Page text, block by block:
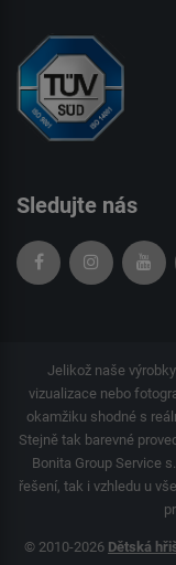
Sledujte nás
Jelikož naše
vizualizace nebo
okamžiku shodné s
Stejně tak barevné
Bonita Group Service
řešení, tak i vzhledu u
© 2010-2026 Dětská